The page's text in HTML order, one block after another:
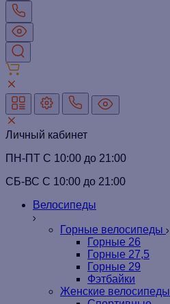
Личный кабинет
ПН-ПТ C 10:00 до 21:00
СБ-ВС С 10:00 до 21:00
Велосипеды
Горные велосипеды
Горные 26
Горные 27,5
Горные 29
Фэтбайки
Женские велосипеды